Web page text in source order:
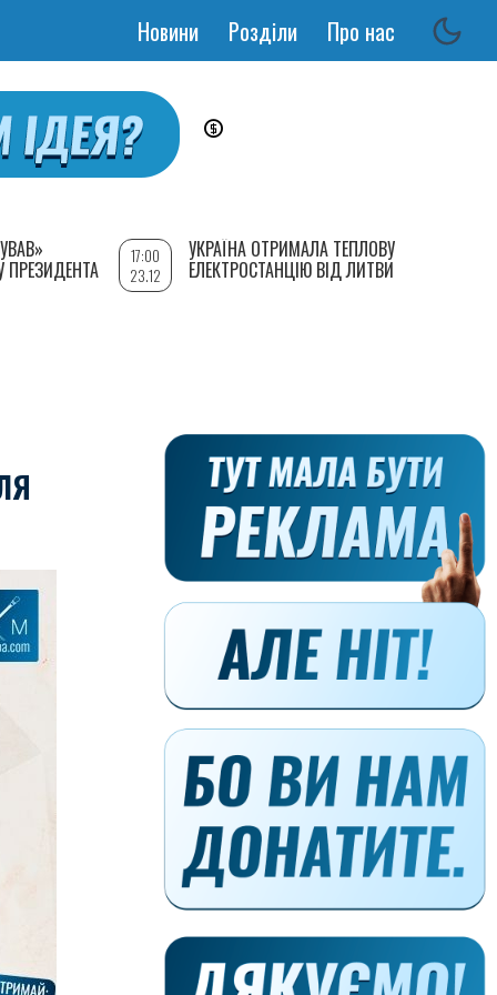
Основная
Новини Розділи Про нас
ПРЕЗИДЕНТА
17:00
23.12
УКРАЇНА ОТРИМАЛА ТЕПЛОВУ
ЕЛЕКТРОСТАНЦІЮ ВІД ЛИТВИ